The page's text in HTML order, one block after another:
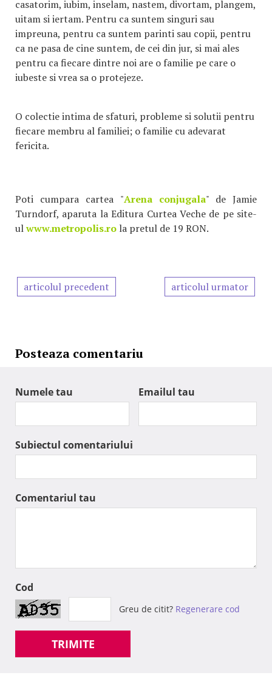
casatorim, iubim, inselam, nastem, divortam, plangem,
uitam si iertam. Pentru ca suntem singuri sau
impreuna, pentru ca suntem parinti sau copii, pentru
ca ne pasa de cine suntem, de cei din jur, si mai ales
pentru ca fiecare dintre noi are o familie pe care o
iubeste si vrea sa o protejeze.
O colectie intima de sfaturi, probleme si solutii pentru
fiecare membru al familiei; o familie cu adevarat
fericita.
Poti cumpara cartea "Arena conjugala" de Jamie
Turndorf, aparuta la Editura Curtea Veche de pe site-
ulwww.metropolis.ro la pretul de 19 RON.
articolul precedent articolul urmator
Posteaza comentariu
Numele tau Emailul tau
Subiectul comentariului
Comentariul tau
Cod
Greu de citit? Regenerare cod
TRIMITE